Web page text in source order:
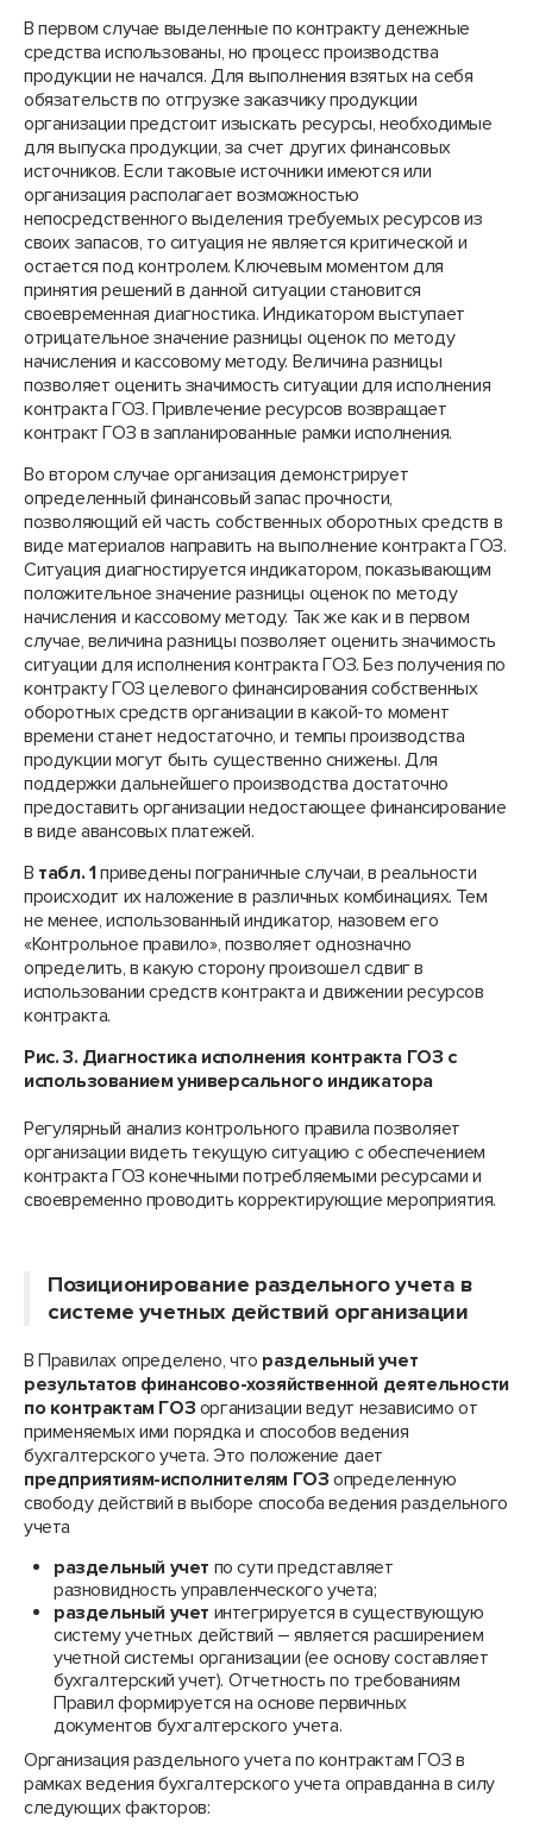
В первом случае выделенные по контракту денежные
средства использованы, но процесс производства
продукции не начался. Для выполнения взятых на себя
обязательств по отгрузке заказчику продукции
организации предстоит изыскать ресурсы, необходимые
для выпуска продукции, за счет других финансовых
источников. Если таковые источники имеются или
организация располагает возможностью
непосредственного выделения требуемых ресурсов из
своих запасов, то ситуация не является критической и
остается под контролем. Ключевым моментом для
принятия решений в данной ситуации становится
своевременная диагностика. Индикатором выступает
отрицательное значение разницы оценок по методу
начисления и кассовому методу. Величина разницы
позволяет оценить значимость ситуации для исполнения
контракта ГОЗ. Привлечение ресурсов возвращает
контракт ГОЗ в запланированные рамки исполнения.
Во втором случае организация демонстрирует
определенный финансовый запас прочности,
позволяющий ей часть собственных оборотных средств в
виде материалов направить на выполнение контракта ГОЗ.
Ситуация диагностируется индикатором, показывающим
положительное значение разницы оценок по методу
начисления и кассовому методу. Так же как и в первом
случае, величина разницы позволяет оценить значимость
ситуации для исполнения контракта ГОЗ. Без получения по
контракту ГОЗ целевого финансирования собственных
оборотных средств организации в какой-то момент
времени станет недостаточно, и темпы производства
продукции могут быть существенно снижены. Для
поддержки дальнейшего производства достаточно
предоставить организации недостающее финансирование
в виде авансовых платежей.
В табл. 1 приведены пограничные случаи, в реальности
происходит их наложение в различных комбинациях. Тем
не менее, использованный индикатор, назовем его
«Контрольное правило», позволяет однозначно
определить, в какую сторону произошел сдвиг в
использовании средств контракта и движении ресурсов
контракта.
Рис. 3. Диагностика исполнения контракта ГОЗ с
использованием универсального индикатора
Регулярный анализ контрольного правила позволяет
организации видеть текущую ситуацию с обеспечением
контракта ГОЗ конечными потребляемыми ресурсами и
своевременно проводить корректирующие мероприятия.
Позиционирование раздельного учета в
системе учетных действий организации
В Правилах определено, что раздельный учет
результатов финансово-хозяйственной деятельности
по контрактам ГОЗ организации ведут независимо от
применяемых ими порядка и способов ведения
бухгалтерского учета. Это положение дает
предприятиям-исполнителям ГОЗ определенную
свободу действий в выборе способа ведения раздельного
учета
раздельный учет по сути представляет
разновидность управленческого учета;
раздельный учет интегрируется в существующую
систему учетных действий – является расширением
учетной системы организации (ее основу составляет
бухгалтерский учет). Отчетность по требованиям
Правил формируется на основе первичных
документов бухгалтерского учета.
Организация раздельного учета по контрактам ГОЗ в
рамках ведения бухгалтерского учета оправданна в силу
следующих факторов: